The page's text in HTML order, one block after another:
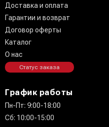
Доставка и оплата
Гарантии и возврат
Договор оферты
Каталог
О нас
Статус заказа
График работы
Пн-Пт: 9:00-18:00
Сб: 10:00-15:00